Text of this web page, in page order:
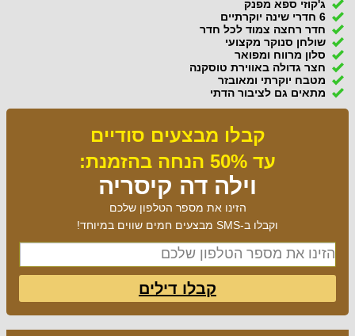
ג'קוזי ספא מפנק
6 חדרי שינה יוקרתיים
חדר רחצה צמוד לכל חדר
שולחן סנוקר מקצועי
סלון מרווח ומפואר
חצר גדולה באווירת טוסקנה
מטבח יוקרתי ומאובזר
מתאים גם לציבור הדתי
קבלו מבצעים סודיים
עד 50% הנחה בהזמנת:
וילה דה קיסריה
הזינו את מספר הטלפון שלכם
וקבלו ב-SMS מבצעים חמים שווים במיוחד!
קבלו דילים